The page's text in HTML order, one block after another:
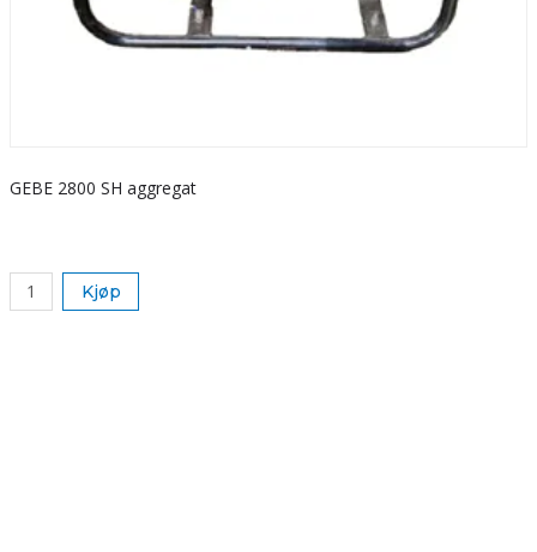
GEBE 2800 SH aggregat
Kjøp